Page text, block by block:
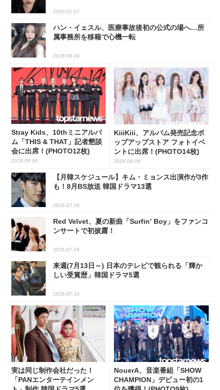
2020.01.07
ハン・イェスル、医療事故後初の公式の場へ…所
属事務所を移籍で心機一転
2018.08.09
Stray Kids、10thミニアルバ
ム「THIS & THAT」記者懇談
会に出席！(PHOTO12枚)
2026.08.06
KiiiKiii、アルバム発売記念ポ
ップアップストア フォトイベ
ントに出席！(PHOTO14枚)
2026.08.06
【月韓スケジュール】キム・ミョンス出演作が3作
も！8月BS放送 韓国ドラマ13選
2026.07.28
Red Velvet、夏の新曲「Surfin’ Boy」をファンコ
ンサートで初披露！
2026.07.29
来週(7月13日～) 日本のテレビで観られる「輝か
しい受賞歴」韓国ドラマ5選
2026.07.10
実は同じ制作会社だった！
「PANエンターテインメン
NouerA、音楽番組「SHOW
CHAMPION」デビュー初の1